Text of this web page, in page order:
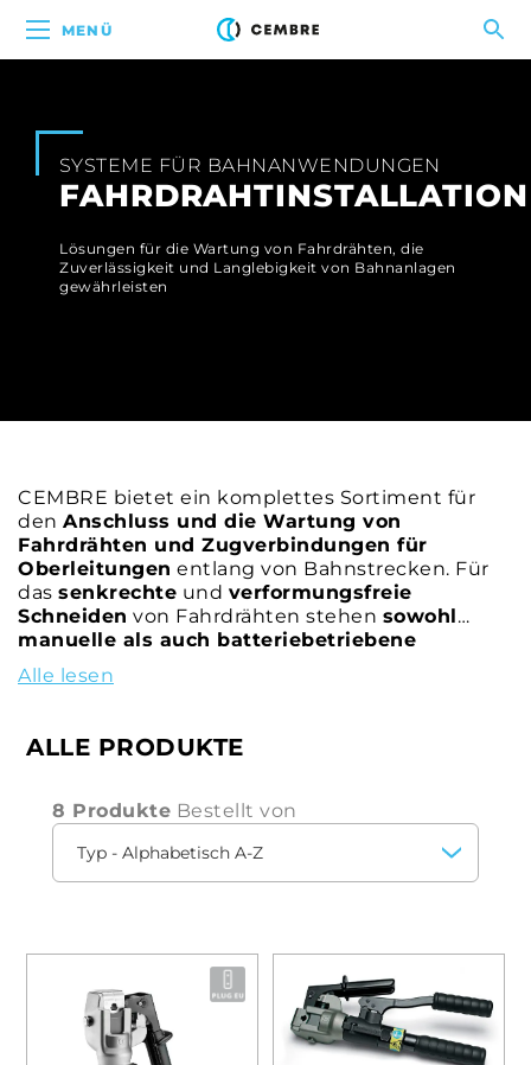
MENÜ
SYSTEME FÜR BAHNANWENDUNGEN
FAHRDRAHTINSTALLATION
Lösungen für die Wartung von Fahrdrähten, die
Zuverlässigkeit und Langlebigkeit von Bahnanlagen
gewährleisten
CEMBRE bietet ein komplettes Sortiment für
den Anschluss und die Wartung von
Fahrdrähten und Zugverbindungen für
Oberleitungen entlang von Bahnstrecken. Für
das senkrechte und verformungsfreie
Schneiden von Fahrdrähten stehen sowohl
manuelle als auch batteriebetriebene
Stempel
zur Verfügung.
Fahrdrahtausrichterund
Gegengewichtsrückholsysteme und Systeme
vervollständigen dasAngebot von RAILWAY
CEMBREfür die Wartung von Fahrdrähten an
Oberleitungen.
Alle lesen
ALLE PRODUKTE
8 Produkte Bestellt von